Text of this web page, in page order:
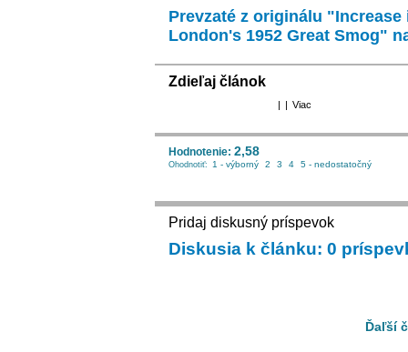
Prevzaté z originálu
London's 1952 Great Smog"
Zdieľaj článok
| | Viac
Hodnotenie: 2,58
Ohodnotiť: 1 - výborný 2 3 4 5 - nedostatočný
Pridaj diskusný príspevok
Diskusia k článku: 0
Ďaľší